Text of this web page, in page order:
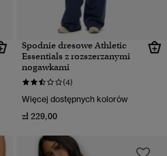
Spodnie dresowe Athletic
Essentials z rozszerzanymi
nogawkami
(4)
Więcej dostępnych kolorów
zł 229,00